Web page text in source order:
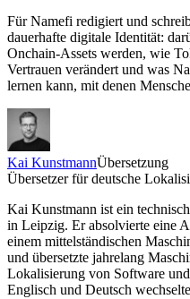
Für Namefi redigiert und
dauerhafte digitale Identität:
Onchain-Assets werden, wie
Vertrauen verändert und was
lernen kann, mit denen
Kai KunstmannÜbersetzung
Übersetzer für deutsche
Kai Kunstmann ist ein
in Leipzig. Er absolvierte eine
einem mittelständischen
und übersetzte jahrelang
Lokalisierung von Software
Englisch und Deutsch